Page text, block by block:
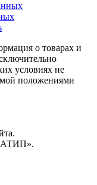
о товарах и
условиях не
положениями